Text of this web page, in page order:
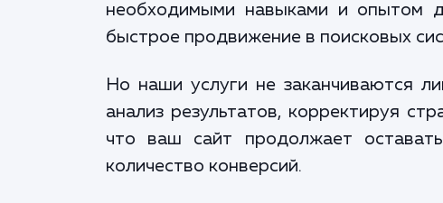
необходимыми навыками и опытом
быстрое продвижение в поисковых
Но наши услуги не заканчиваются
анализ результатов, корректируя
что ваш сайт продолжает
количество конверсий.